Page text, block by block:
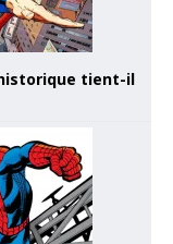
tient-il